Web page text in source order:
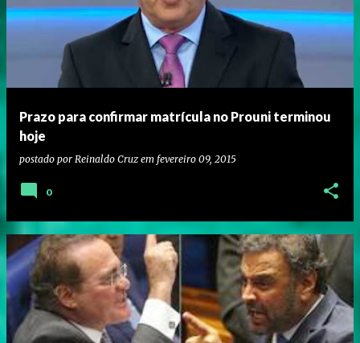
Prazo para confirmar matrícula no Prouni terminou
hoje
postado por Reinaldo Cruz em fevereiro 09, 2015
0